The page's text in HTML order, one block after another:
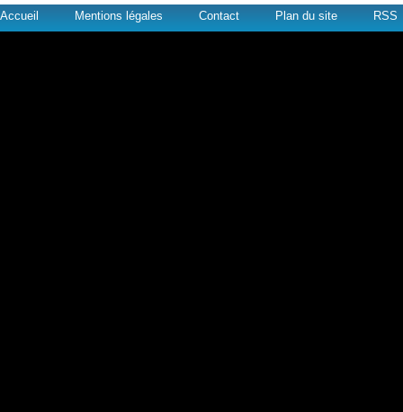
Accueil Mentions légales Contact Plan du site RSS